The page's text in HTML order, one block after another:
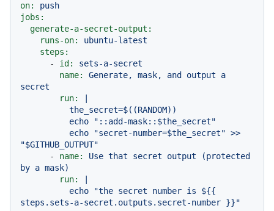
on:
push
jobs:
generate-a-secret-output:
runs-on:
ubuntu-latest
steps:
-
id:
sets-a-secret
name:
Generate, mask, and output
a
secret
run:
-
name: Use that secret output
(protected
by a mask)
run: